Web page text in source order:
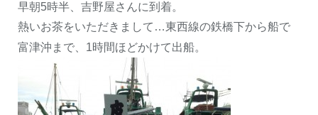
早朝5時半、吉野屋さんに到着。
熱いお茶をいただきまして…東西線の鉄橋下から船で
富津沖まで、 1時間ほどかけて出船。